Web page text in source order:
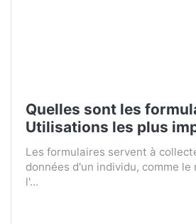
Quelles sont les
Utilisations les plus
Les formulaires servent à
données d'un individu, comme le
l'...